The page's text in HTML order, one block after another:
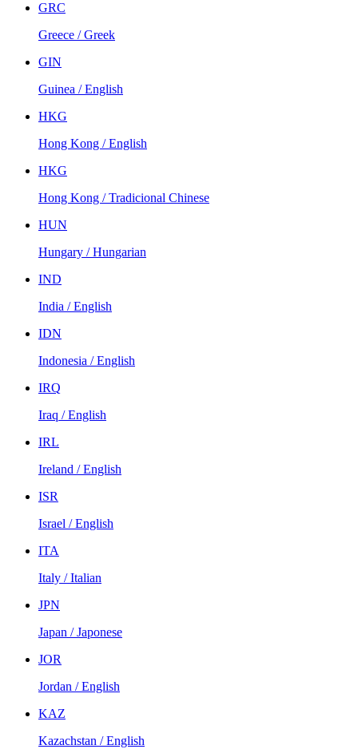
GRC
Greece / Greek
GIN
Guinea / English
HKG
Hong Kong / English
HKG
Hong Kong / Tradicional Chinese
HUN
Hungary / Hungarian
IND
India / English
IDN
Indonesia / English
IRQ
Iraq / English
IRL
Ireland / English
ISR
Israel / English
ITA
Italy / Italian
JPN
Japan / Japonese
JOR
Jordan / English
KAZ
Kazachstan / English